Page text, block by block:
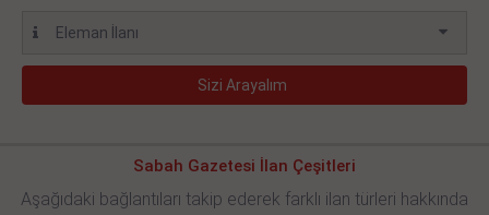
Sabah Gazetesi İlan Çeşitleri
Aşağıdaki bağlantıları takip ederek farklı ilan türleri hakkında